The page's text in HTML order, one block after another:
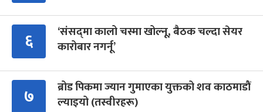
६
‘संसद्‍मा कालो चस्मा खोल्नू, बैठक चल्दा सेयर
कारोबार नगर्नू’
७
ब्रोड पिकमा ज्यान गुमाएका युक्तको शव काठमाडौं
ल्याइयो (तस्वीरहरू)